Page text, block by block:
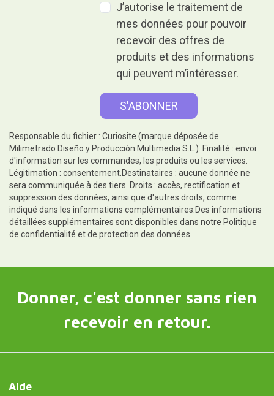
J’autorise le traitement de
mes données pour pouvoir
recevoir des offres de
produits et des informations
qui peuvent m’intéresser.
Responsable du fichier : Curiosite (marque déposée de
Milimetrado Diseño y Producción Multimedia S.L.). Finalité : envoi
d'information sur les commandes, les produits ou les services.
Légitimation : consentement.Destinataires : aucune donnée ne
sera communiquée à des tiers. Droits : accès, rectification et
suppression des données, ainsi que d'autres droits, comme
indiqué dans les informations complémentaires.Des informations
détaillées supplémentaires sont disponibles dans notre Politique
de confidentialité et de protection des données
Donner, c'est donner sans rien
recevoir en retour.
Aide